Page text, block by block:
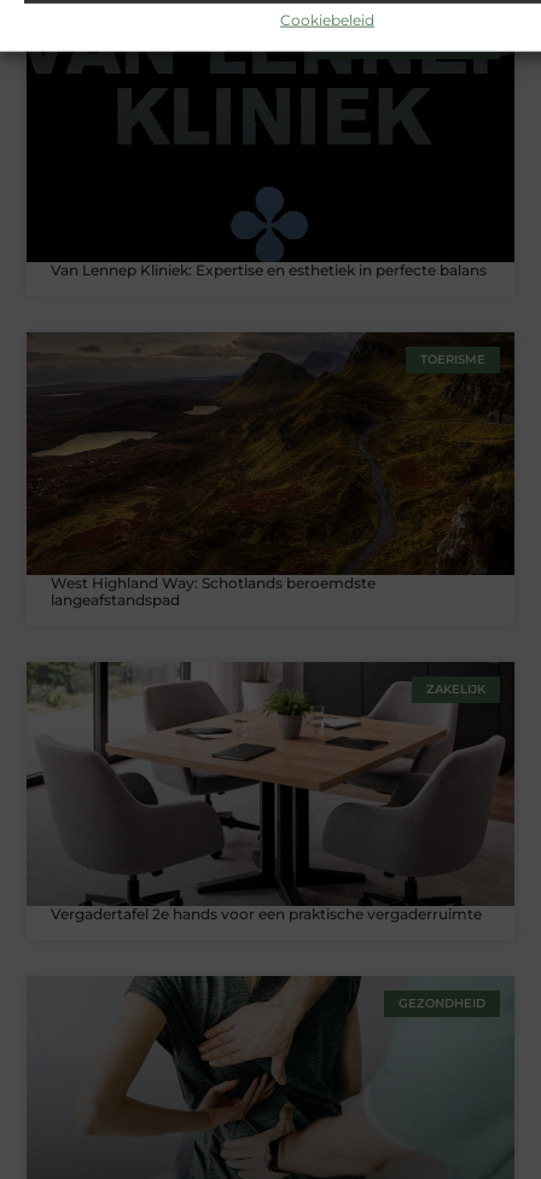
Cookiebeleid
Van Lennep Kliniek: Expertise en esthetiek in perfecte balans
TOERISME
West Highland Way: Schotlands beroemdste
langeafstandspad
ZAKELIJK
Vergadertafel 2e hands voor een praktische vergaderruimte
GEZONDHEID